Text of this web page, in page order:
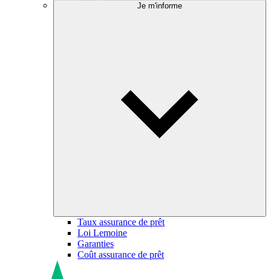
Je m'informe
Taux assurance de prêt
Loi Lemoine
Garanties
Coût assurance de prêt